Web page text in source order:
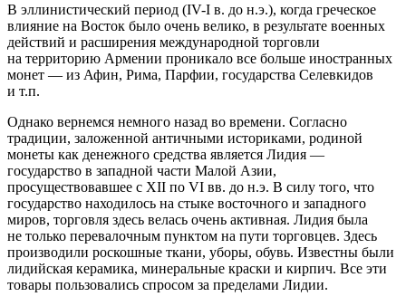
В эллинистический период (IV-I в. до н.э.), когда греческое
влияние на Восток было очень велико, в результате военных
действий и расширения международной торговли
на территорию Армении проникало все больше иностранных
монет — из Афин, Рима, Парфии, государства Селевкидов
и т.п.
Однако вернемся немного назад во времени. Согласно
традиции, заложенной античными историками, родиной
монеты как денежного средства является Лидия —
государство в западной части Малой Азии,
просуществовавшее с XII по VI вв. до н.э. В силу того, что
государство находилось на стыке восточного и западного
миров, торговля здесь велась очень активная. Лидия была
не только перевалочным пунктом на пути торговцев. Здесь
производили роскошные ткани, уборы, обувь. Известны были
лидийская керамика, минеральные краски и кирпич. Все эти
товары пользовались спросом за пределами Лидии.